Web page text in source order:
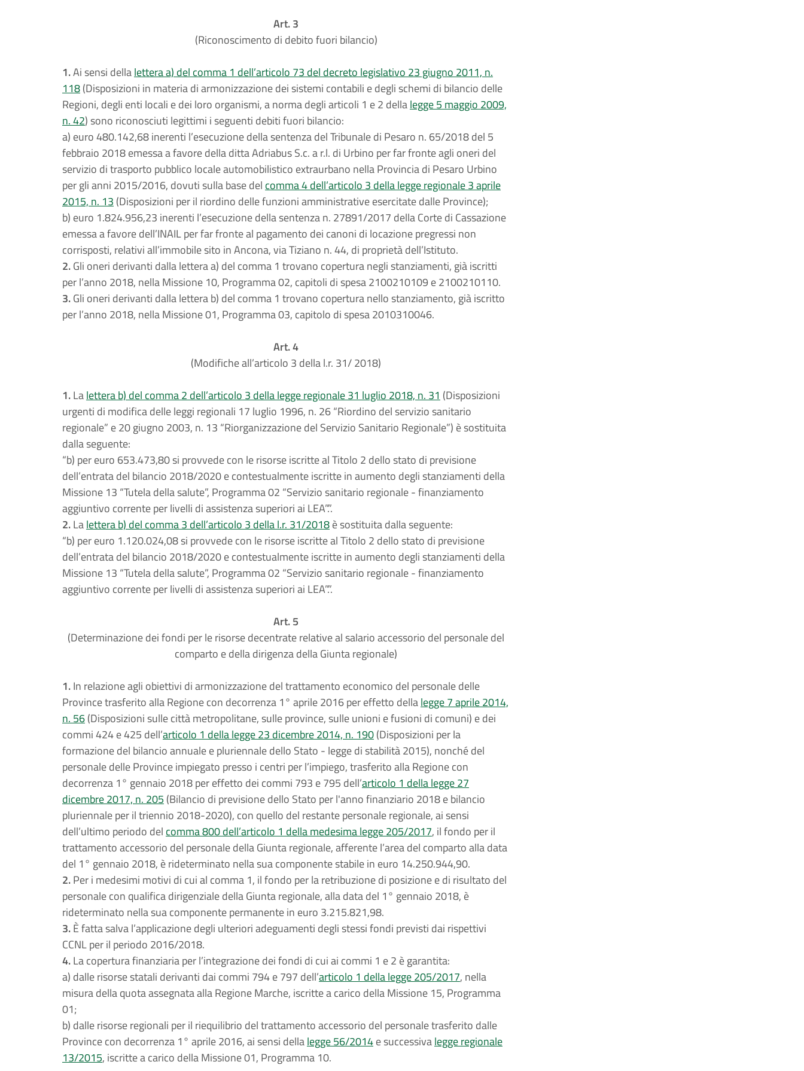
Art. 3
(Riconoscimento di debito fuori bilancio)
1.Ai sensi dellalettera a) del comma 1 dell’articolo 73 del decreto legislativo 23 giugno 2011, n.
118(Disposizioni in materia di armonizzazione dei sistemi contabili e degli schemi di bilancio delle
Regioni, degli enti locali e dei loro organismi, a norma degli articoli 1 e 2 dellalegge 5 maggio 2009,
n. 42) sono riconosciuti legittimi i seguenti debiti fuori bilancio:
a) euro 480.142,68 inerenti l’esecuzione della sentenza del Tribunale di Pesaro n. 65/2018 del 5
febbraio 2018 emessa a favore della ditta Adriabus S.c. a r.l. di Urbino per far fronte agli oneri del
servizio di trasporto pubblico locale automobilistico extraurbano nella Provincia di Pesaro Urbino
per gli anni 2015/2016, dovuti sulla base del comma 4 dell’articolo 3 della legge regionale 3 aprile
2015, n. 13 (Disposizioni per il riordino delle funzioni amministrative esercitate dalle Province);
b) euro 1.824.956,23 inerenti l’esecuzione della sentenza n. 27891/2017 della Corte di Cassazione
emessa a favore dell’INAIL per far fronte al pagamento dei canoni di locazione pregressi non
corrisposti, relativi all’immobile sito in Ancona, via Tiziano n. 44, di proprietà dell’Istituto.
2.Gli oneri derivanti dalla lettera a) del comma 1 trovano copertura negli stanziamenti, già iscritti
per l’anno 2018, nella Missione 10, Programma 02, capitoli di spesa 2100210109 e 2100210110.
3.Gli oneri derivanti dalla lettera b) del comma 1 trovano copertura nello stanziamento, già iscritto
per l’anno 2018, nella Missione 01, Programma 03, capitolo di spesa 2010310046.
Art. 4
(Modifiche all’articolo 3 della l.r. 31/ 2018)
1.Lalettera b) del comma 2 dell’articolo 3 della legge regionale 31 luglio 2018, n. 31 (Disposizioni
urgenti di modifica delle leggi regionali 17 luglio 1996, n. 26 “Riordino del servizio sanitario
regionale” e 20 giugno 2003, n. 13 “Riorganizzazione del Servizio Sanitario Regionale”) è sostituita
dalla seguente:
“b) per euro 653.473,80 si provvede con le risorse iscritte al Titolo 2 dello stato di previsione
dell’entrata del bilancio 2018/2020 e contestualmente iscritte in aumento degli stanziamenti della
Missione 13 “Tutela della salute”, Programma 02 “Servizio sanitario regionale - finanziamento
aggiuntivo corrente per livelli di assistenza superiori ai LEA”.”.
2.Lalettera b) del comma 3 dell’articolo 3 della l.r. 31/2018è sostituita dalla seguente:
“b) per euro 1.120.024,08 si provvede con le risorse iscritte al Titolo 2 dello stato di previsione
dell’entrata del bilancio 2018/2020 e contestualmente iscritte in aumento degli stanziamenti della
Missione 13 “Tutela della salute”, Programma 02 “Servizio sanitario regionale - finanziamento
aggiuntivo corrente per livelli di assistenza superiori ai LEA”.”.
Art. 5
(Determinazione dei fondi per le risorse decentrate relative al salario accessorio del personale del
comparto e della dirigenza della Giunta regionale)
1.In relazione agli obiettivi di armonizzazione del trattamento economico del personale delle
Province trasferito alla Regione con decorrenza 1° aprile 2016 per effetto dellalegge 7 aprile 2014,
n. 56(Disposizioni sulle città metropolitane, sulle province, sulle unioni e fusioni di comuni) e dei
commi 424 e 425 dell’articolo 1 della legge 23 dicembre 2014, n. 190(Disposizioni per la
formazione del bilancio annuale e pluriennale dello Stato - legge di stabilità 2015), nonché del
personale delle Province impiegato presso i centri per l’impiego, trasferito alla Regione con
decorrenza 1° gennaio 2018 per effetto dei commi 793 e 795 dell’articolo 1 della legge 27
dicembre 2017, n. 205 (Bilancio di previsione dello Stato per l'anno finanziario 2018 e bilancio
pluriennale per il triennio 2018-2020), con quello del restante personale regionale, ai sensi
dell’ultimo periodo del comma 800 dell’articolo 1 della medesima legge 205/2017, il fondo per il
trattamento accessorio del personale della Giunta regionale, afferente l’area del comparto alla data
del 1° gennaio 2018, è rideterminato nella sua componente stabile in euro 14.250.944,90.
2.Per i medesimi motivi di cui al comma 1, il fondo per la retribuzione di posizione e di risultato del
personale con qualifica dirigenziale della Giunta regionale, alla data del 1° gennaio 2018, è
rideterminato nella sua componente permanente in euro 3.215.821,98.
3.È fatta salva l’applicazione degli ulteriori adeguamenti degli stessi fondi previsti dai rispettivi
CCNL per il periodo 2016/2018.
4.La copertura finanziaria per l’integrazione dei fondi di cui ai commi 1 e 2 è garantita:
a) dalle risorse statali derivanti dai commi 794 e 797 dell’articolo 1 della legge 205/2017, nella
misura della quota assegnata alla Regione Marche, iscritte a carico della Missione 15, Programma
01;
b) dalle risorse regionali per il riequilibrio del trattamento accessorio del personale trasferito dalle
Province con decorrenza 1° aprile 2016, ai sensi dellalegge 56/2014e successivalegge regionale
13/2015, iscritte a carico della Missione 01, Programma 10.